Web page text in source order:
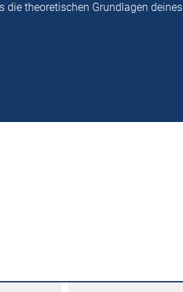
die theoretischen Grundlagen deines